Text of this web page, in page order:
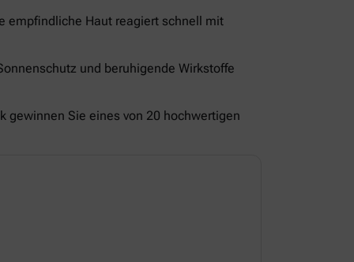
empfindliche Haut reagiert schnell mit
und beruhigende Wirkstoffe
gewinnen Sie eines von 20 hochwertigen